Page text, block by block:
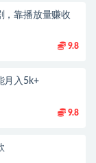
，靠播放量赚收
9.8
月入5k+
9.8